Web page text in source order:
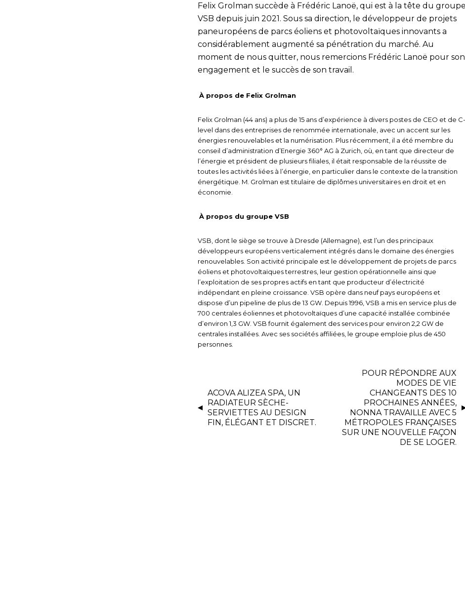
Felix Grolman succède à Frédéric Lanoë, qui est à la tête du groupe
VSB depuis juin 2021. Sous sa direction, le développeur de projets
paneuropéens de parcs éoliens et photovoltaïques innovants a
considérablement augmenté sa pénétration du marché. Au
moment de nous quitter, nous remercions Frédéric Lanoë pour son
engagement et le succès de son travail.
À propos de Felix Grolman
Felix Grolman (44 ans) a plus de 15 ans d’expérience à divers postes de CEO et de C-
level dans des entreprises de renommée internationale, avec un accent sur les
énergies renouvelables et la numérisation. Plus récemment, il a été membre du
conseil d’administration d’Energie 360° AG à Zurich, où, en tant que directeur de
l’énergie et président de plusieurs filiales, il était responsable de la réussite de
toutes les activités liées à l’énergie, en particulier dans le contexte de la transition
énergétique. M. Grolman est titulaire de diplômes universitaires en droit et en
économie.
À propos du groupe VSB
VSB, dont le siège se trouve à Dresde (Allemagne), est l’un des principaux
développeurs européens verticalement intégrés dans le domaine des énergies
renouvelables. Son activité principale est le développement de projets de parcs
éoliens et photovoltaïques terrestres, leur gestion opérationnelle ainsi que
l’exploitation de ses propres actifs en tant que producteur d’électricité
indépendant en pleine croissance. VSB opère dans neuf pays européens et
dispose d’un pipeline de plus de 13 GW. Depuis 1996, VSB a mis en service plus de
700 centrales éoliennes et photovoltaïques d’une capacité installée combinée
d’environ 1,3 GW. VSB fournit également des services pour environ 2,2 GW de
centrales installées. Avec ses sociétés affiliées, le groupe emploie plus de 450
personnes.
ACOVA ALIZEA SPA, UN
RADIATEUR SÈCHE-
SERVIETTES AU DESIGN
FIN, ÉLÉGANT ET DISCRET.
POUR RÉPONDRE AUX
MODES DE VIE
CHANGEANTS DES 10
PROCHAINES ANNÉES,
NONNA TRAVAILLE AVEC 5
MÉTROPOLES FRANÇAISES
SUR UNE NOUVELLE FAÇON
DE SE LOGER.